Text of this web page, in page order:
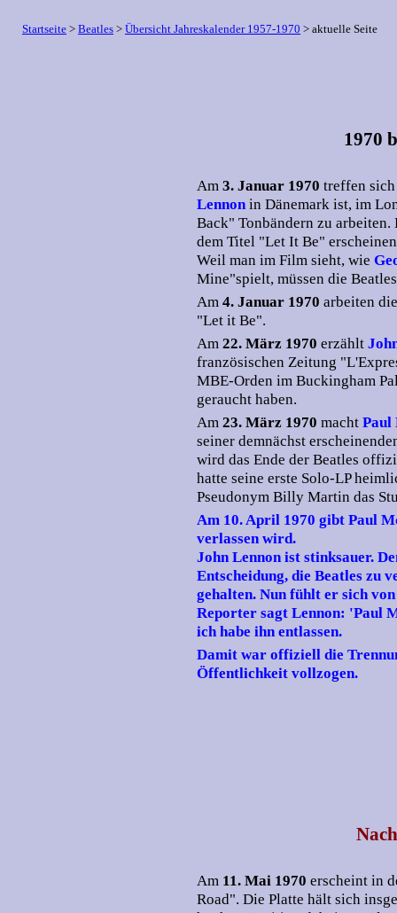
Startseite > Beatles > Übersicht Jahreskalender 1957-1970 > aktuelle Seite
1970
Am 3. Januar 1970 treffen
Lennon in Dänemark ist, im
Back" Tonbändern zu
dem Titel "Let It Be"
Weil man im Film sieht, wie
Mine"spielt, müssen die
Am 4. Januar 1970 arbeiten
"Let it Be".
Am 22. März 1970 erzählt
französischen Zeitung
MBE-Orden im Buckingham
geraucht haben.
Am 23. März 1970 macht Paul
seiner demnächst
wird das Ende der Beatles
hatte seine erste Solo-LP
Pseudonym Billy Martin das
Am 10. April 1970 gibt Paul
verlassen wird.
John Lennon ist stinksauer.
Entscheidung, die Beatles zu
gehalten. Nun fühlt er sich
Reporter sagt Lennon: 'Paul
ich habe ihn entlassen.
Damit war offiziell die
Öffentlichkeit vollzogen.
Am 11. Mai 1970 erscheint in
Road". Die Platte hält sich